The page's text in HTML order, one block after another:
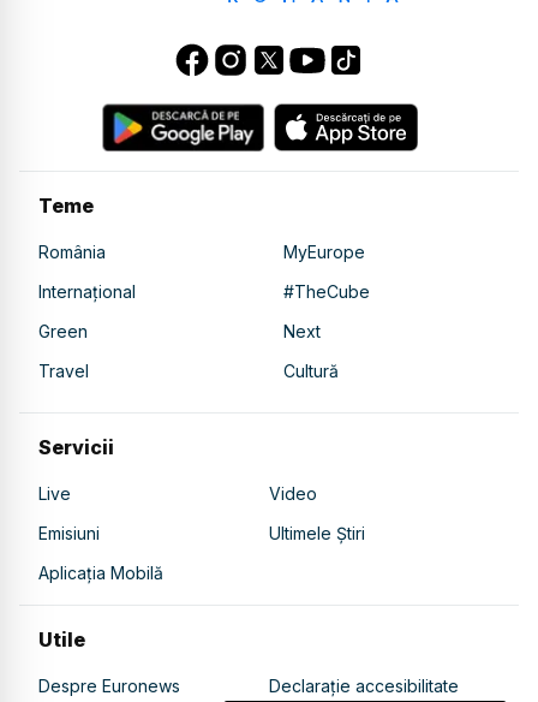
Teme
România
MyEurope
Internațional
#TheCube
Green
Next
Travel
Cultură
Servicii
Live
Video
Emisiuni
Ultimele Știri
Aplicația Mobilă
Utile
Despre Euronews Declarație accesibilitate